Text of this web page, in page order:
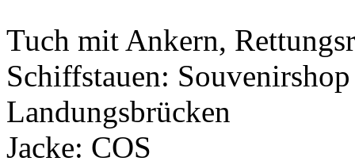
Tuch mit Ankern,
Schiffstauen:
Landungsbrücken
Jacke: COS